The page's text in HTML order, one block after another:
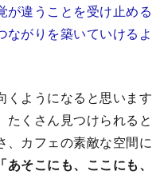
が違うことを受け止める
ながりを築いていけるよ
ようになると思います
たくさん見つけられると
、カフェの素敵な空間に
「あそこにも、ここにも、